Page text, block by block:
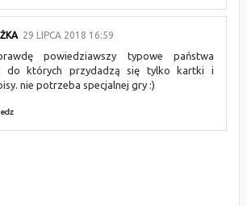
29 LIPCA 2018 16:59
powiedziawszy typowe państwa
do których przydadzą się tylko kartki i
nie potrzeba specjalnej gry :)